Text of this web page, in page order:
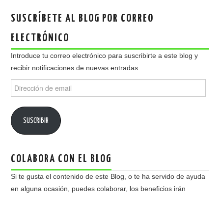
SUSCRÍBETE AL BLOG POR CORREO
ELECTRÓNICO
Introduce tu correo electrónico para suscribirte a este blog y
recibir notificaciones de nuevas entradas.
de
SUSCRIBIR
COLABORA CON EL BLOG
Si te gusta el contenido de este Blog, o te ha servido de ayuda
en alguna ocasión, puedes colaborar, los beneficios irán